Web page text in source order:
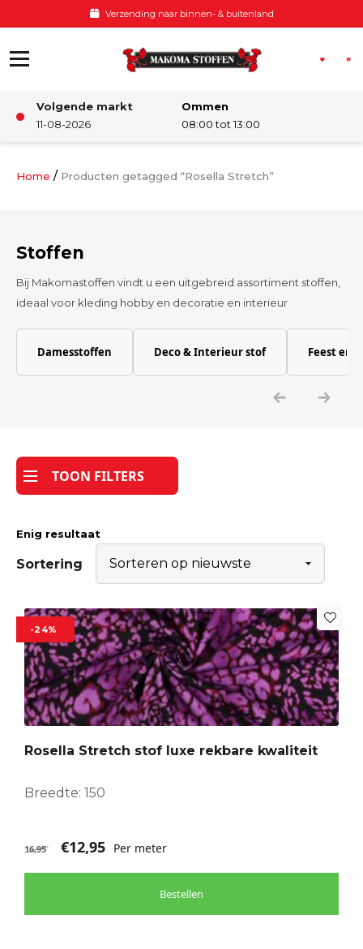
Verzending naar binnen- & buitenland
Volgende markt
11-08-2026
Ommen
08:00 tot 13:00
Damesstoffen
Katoen
Tijdpakker stof
Home / Producten getagged “Rosella Stretch”
Stoffen
Bij Makomastoffen vindt u een uitgebreid assortiment stoffen,
ideaal voor kleding hobby en decoratie en interieur
Damesstoffen Deco & Interieur stof Feest en
TOON FILTERS
Enig resultaat
Sortering
-24%
Rosella Stretch stof luxe rekbare kwaliteit
Breedte: 150
16,95 €12,95 Per meter
Bestellen